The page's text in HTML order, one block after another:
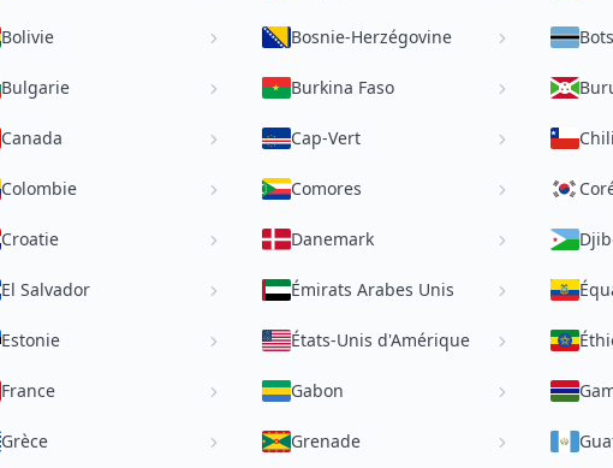
Bolivie Bosnie-Herzégovine
Bulgarie Burkina Faso
Canada Cap-Vert Chili
Colombie Comores
Croatie Danemark
El Salvador Émirats Arabes Unis
Estonie États-Unis d'Amérique
France Gabon
Grèce Grenade